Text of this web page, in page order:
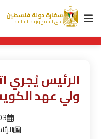
سفارة دولة فلسطين
لدى الجمهورية اللبنانية
الرئيس يُجري
ولي عهد